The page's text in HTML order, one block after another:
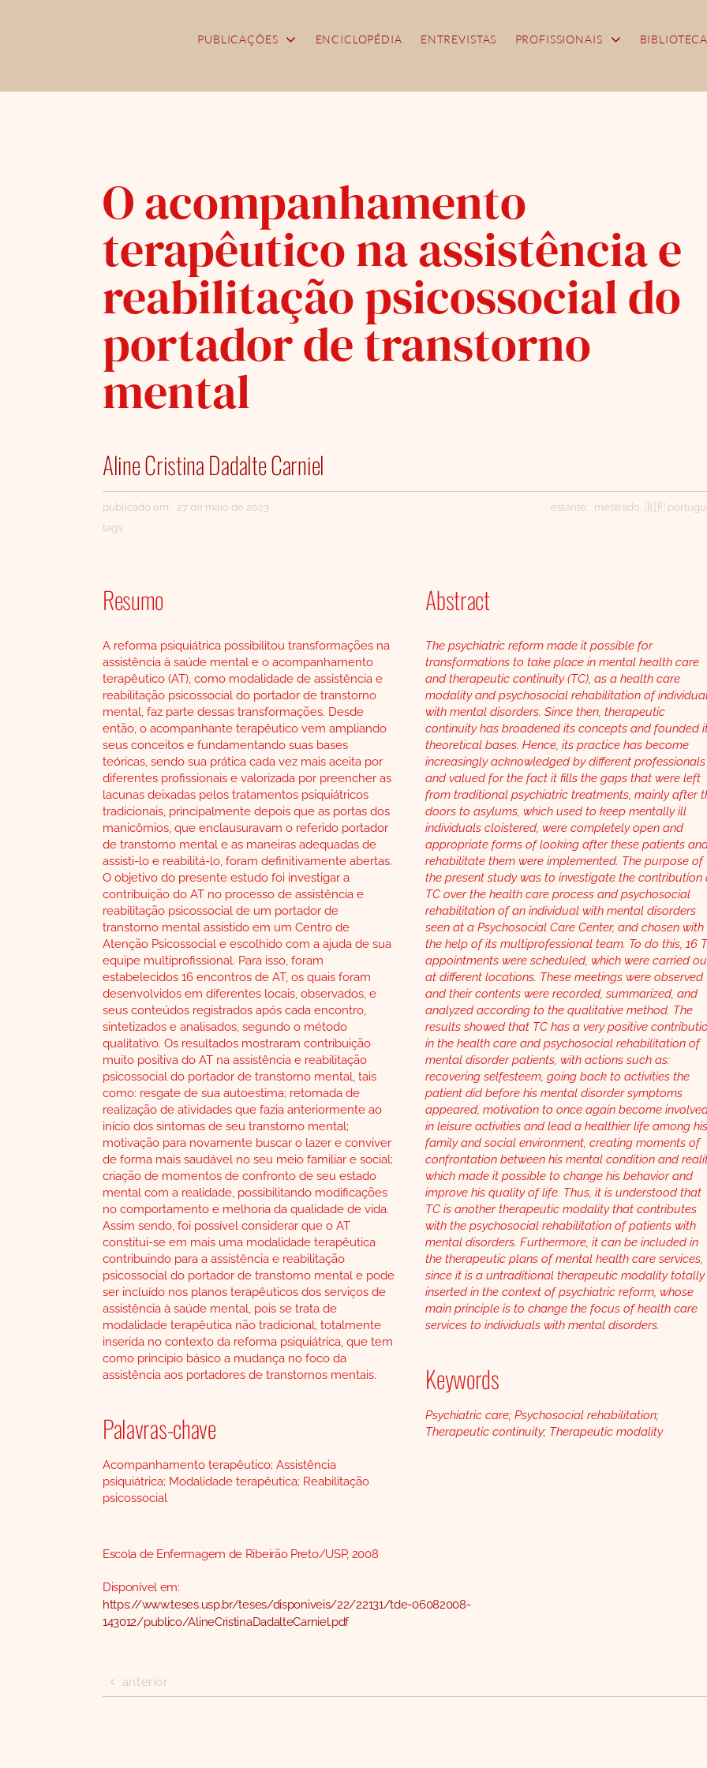
PUBLICAÇÕES ENCICLOPÉDIA ENTREVISTAS PROFISSIONAIS BIBLIOTECA
O acompanhamento
terapêutico na assistência e
reabilitação psicossocial do
portador de transtorno
mental
Aline Cristina Dadalte Carniel
publicado em: 27 de maio de 2023 estante: mestrado,🇧🇷
tags:
Resumo
A reforma psiquiátrica possibilitou transformações na
assistência à saúde mental e o acompanhamento
terapêutico (AT), como modalidade de assistência e
reabilitação psicossocial do portador de transtorno
mental, faz parte dessas transformações. Desde
então, o acompanhante terapêutico vem ampliando
seus conceitos e fundamentando suas bases
teóricas, sendo sua prática cada vez mais aceita por
diferentes profissionais e valorizada por preencher as
lacunas deixadas pelos tratamentos psiquiátricos
tradicionais, principalmente depois que as portas dos
manicômios, que enclausuravam o referido portador
de transtorno mental e as maneiras adequadas de
assisti-lo e reabilitá-lo, foram definitivamente abertas.
O objetivo do presente estudo foi investigar a
contribuição do AT no processo de assistência e
reabilitação psicossocial de um portador de
transtorno mental assistido em um Centro de
Atenção Psicossocial e escolhido com a ajuda de sua
equipe multiprofissional. Para isso, foram
estabelecidos 16 encontros de AT, os quais foram
desenvolvidos em diferentes locais, observados, e
seus conteúdos registrados após cada encontro,
sintetizados e analisados, segundo o método
qualitativo. Os resultados mostraram contribuição
muito positiva do AT na assistência e reabilitação
psicossocial do portador de transtorno mental, tais
como: resgate de sua autoestima; retomada de
realização de atividades que fazia anteriormente ao
início dos sintomas de seu transtorno mental;
motivação para novamente buscar o lazer e conviver
de forma mais saudável no seu meio familiar e social;
criação de momentos de confronto de seu estado
mental com a realidade, possibilitando modificações
no comportamento e melhoria da qualidade de vida.
Assim sendo, foi possível considerar que o AT
constitui-se em mais uma modalidade terapêutica
contribuindo para a assistência e reabilitação
psicossocial do portador de transtorno mental e pode
ser incluído nos planos terapêuticos dos serviços de
assistência à saúde mental, pois se trata de
modalidade terapêutica não tradicional, totalmente
inserida no contexto da reforma psiquiátrica, que tem
como princípio básico a mudança no foco da
assistência aos portadores de transtornos mentais.
Palavras-chave
Acompanhamento terapêutico; Assistência
psiquiátrica; Modalidade terapêutica; Reabilitação
psicossocial
Abstract
The psychiatric reform made it possible for
transformations to take place in mental health care
and therapeutic continuity (TC), as a health care
modality and psychosocial rehabilitation of
with mental disorders. Since then, therapeutic
continuity has broadened its concepts and founded
theoretical bases. Hence, its practice has become
increasingly acknowledged by different professionals
and valued for the fact it fills the gaps that were left
from traditional psychiatric treatments, mainly after
doors to asylums, which used to keep mentally ill
individuals cloistered, were completely open and
appropriate forms of looking after these patients
rehabilitate them were implemented. The purpose of
the present study was to investigate the contribution
TC over the health care process and psychosocial
rehabilitation of an individual with mental disorders
seen at a Psychosocial Care Center, and chosen with
the help of its multiprofessional team. To do this, 16
appointments were scheduled, which were carried
at different locations. These meetings were observed
and their contents were recorded, summarized, and
analyzed according to the qualitative method. The
results showed that TC has a very positive
in the health care and psychosocial rehabilitation of
mental disorder patients, with actions such as:
recovering selfesteem, going back to activities the
patient did before his mental disorder symptoms
appeared, motivation to once again become
in leisure activities and lead a healthier life among his
family and social environment, creating moments of
confrontation between his mental condition and
which made it possible to change his behavior and
improve his quality of life. Thus, it is understood that
TC is another therapeutic modality that contributes
with the psychosocial rehabilitation of patients with
mental disorders. Furthermore, it can be included in
the therapeutic plans of mental health care services,
since it is a untraditional therapeutic modality totally
inserted in the context of psychiatric reform, whose
main principle is to change the focus of health care
services to individuals with mental disorders.
Keywords
Psychiatric care; Psychosocial rehabilitation;
Therapeutic continuity; Therapeutic modality
Escola de Enfermagem de Ribeirão Preto/USP, 2008
Disponível em:
https://www.teses.usp.br/teses/disponiveis/22/22131/tde-06082008-
143012/publico/AlineCristinaDadalteCarniel.pdf
anterior